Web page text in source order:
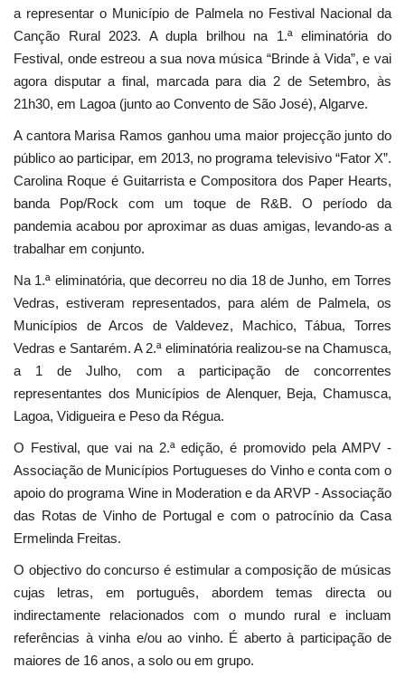
a representar o Município de Palmela no Festival Nacional da
Canção Rural 2023. A dupla brilhou na 1.ª eliminatória do
Festival, onde estreou a sua nova música “Brinde à Vida”, e vai
agora disputar a final, marcada para dia 2 de Setembro, às
21h30, em Lagoa (junto ao Convento de São José), Algarve.
A cantora Marisa Ramos ganhou uma maior projecção junto do
público ao participar, em 2013, no programa televisivo “Fator X”.
Carolina Roque é Guitarrista e Compositora dos Paper Hearts,
banda Pop/Rock com um toque de R&B. O período da
pandemia acabou por aproximar as duas amigas, levando-as a
trabalhar em conjunto.
Na 1.ª eliminatória, que decorreu no dia 18 de Junho, em Torres
Vedras, estiveram representados, para além de Palmela, os
Municípios de Arcos de Valdevez, Machico, Tábua, Torres
Vedras e Santarém. A 2.ª eliminatória realizou-se na Chamusca,
a 1 de Julho, com a participação de concorrentes
representantes dos Municípios de Alenquer, Beja, Chamusca,
Lagoa, Vidigueira e Peso da Régua.
O Festival, que vai na 2.ª edição, é promovido pela AMPV -
Associação de Municípios Portugueses do Vinho e conta com o
apoio do programa Wine in Moderation e da ARVP - Associação
das Rotas de Vinho de Portugal e com o patrocínio da Casa
Ermelinda Freitas.
O objectivo do concurso é estimular a composição de músicas
cujas letras, em português, abordem temas directa ou
indirectamente relacionados com o mundo rural e incluam
referências à vinha e/ou ao vinho. É aberto à participação de
maiores de 16 anos, a solo ou em grupo.